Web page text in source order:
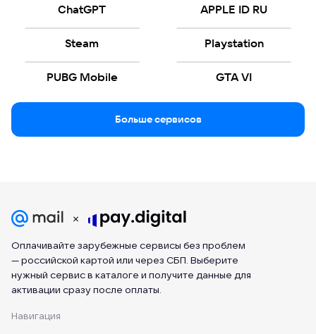
ChatGPT APPLE ID RU
Steam Playstation
PUBG Mobile GTA VI
Больше сервисов
Оплачивайте зарубежные сервисы без проблем
— российской картой или через СБП. Выберите
нужный сервис в каталоге и получите данные для
активации сразу после оплаты.
Навигация